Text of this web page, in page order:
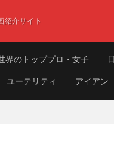
紹介サイト
界のトッププロ・女子
ユーテリティ アイアン